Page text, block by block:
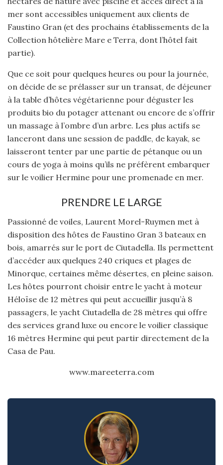
mer sont accessibles uniquement aux clients de
Faustino Gran (et des prochains établissements de la
Collection hôtelière Mare e Terra, dont l’hôtel fait
partie).
Que ce soit pour quelques heures ou pour la journée,
on décide de se prélasser sur un transat, de déjeuner
à la table d’hôtes végétarienne pour déguster les
produits bio du potager attenant ou encore de s’offrir
un massage à l’ombre d’un arbre. Les plus actifs se
lanceront dans une session de paddle, de kayak, se
laisseront tenter par une partie de pétanque ou un
cours de yoga à moins qu’ils ne préfèrent embarquer
sur le voilier Hermine pour une promenade en mer.
PRENDRE LE LARGE
Passionné de voiles, Laurent Morel-Ruymen met à
disposition des hôtes de Faustino Gran 3 bateaux en
bois, amarrés sur le port de Ciutadella. Ils permettent
d’accéder aux quelques 240 criques et plages de
Minorque, certaines même désertes, en pleine saison.
Les hôtes pourront choisir entre le yacht à moteur
Héloïse de 12 mètres qui peut accueillir jusqu’à 8
passagers, le yacht Ciutadella de 28 mètres qui offre
des services grand luxe ou encore le voilier classique
16 mètres Hermine qui peut partir directement de la
Casa de Pau.
www.mareeterra.com